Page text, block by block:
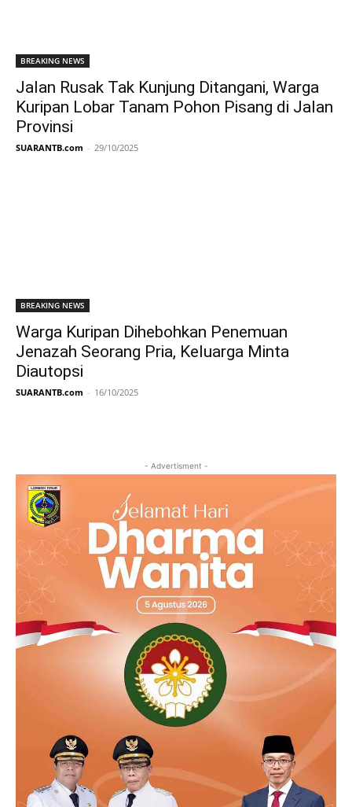
BREAKING NEWS
Jalan Rusak Tak Kunjung Ditangani, Warga
Kuripan Lobar Tanam Pohon Pisang di Jalan
Provinsi
SUARANTB.com - 29/10/2025
BREAKING NEWS
Warga Kuripan Dihebohkan Penemuan
Jenazah Seorang Pria, Keluarga Minta
Diautopsi
SUARANTB.com - 16/10/2025
- Advertisment -